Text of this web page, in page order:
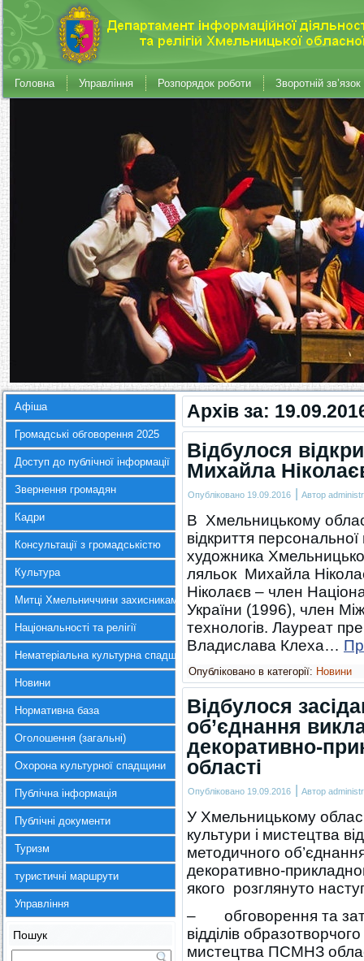
Головна Управління Розпорядок роботи Зворотній зв’язок
Афіша
Громадські обговорення 2025
Доступ до публічної інформації
Звернення громадян
Кадри
Консультації з громадськістю
Культура
Митці Хмельниччини захисникам України
Національності та релігії
Нематеріальна культурна спадщина
Новини
Нормативна база
Оголошення (загальні)
Охорона культурної спадщини
Публічна інформація
Публічні документи
Туризм
туристичні маршрути
Управління
Пошук
Архів за:
Відбулося
Михайла
Опубліковано 19.09.2016 | Автор
В Хмельницькому
відкриття
художника
ляльок Михайла
Ніколаєв – член
України (1996), член
технологів. Лауреат
Владислава Клеха…
Опубліковано в категорії: Новини
Відбулося
об’єднання
декоративно-
області
Опубліковано 19.09.2016 | Автор
У Хмельницькому
культури і мистецтва
методичного
декоративно-
якого розглянуто
– обговорення та
відділів
мистецтва ПСМНЗ